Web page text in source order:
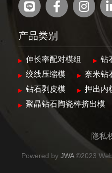
产品类别
伸长率配对模组
钻
绞线压缩模
奈米钻
钻石剥皮模
押出内
聚晶钻石陶瓷棒挤出模
隐私
Powered byJWA©2023